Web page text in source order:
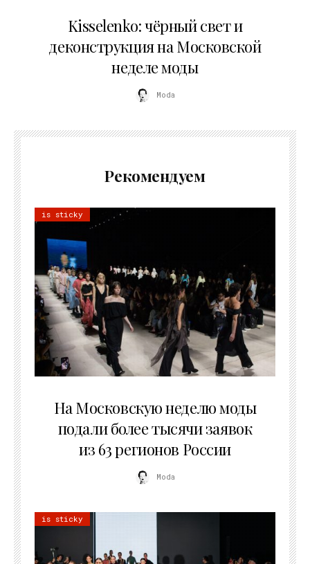
Kisselenko: чёрный свет и
деконструкция на Московской
неделе моды
Moda
Рекомендуем
is sticky
На Московскую неделю моды
подали более тысячи заявок
из 63 регионов России
Moda
is sticky